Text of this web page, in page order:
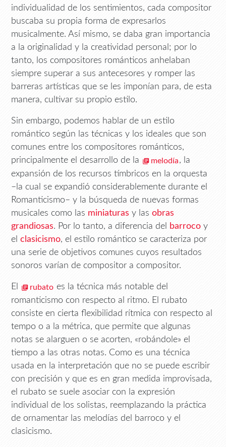
individualidad de los sentimientos, cada compositor
buscaba su propia forma de expresarlos
musicalmente. Así mismo, se daba gran importancia
a la originalidad y la creatividad personal; por lo
tanto, los compositores románticos anhelaban
siempre superar a sus antecesores y romper las
barreras artísticas que se les imponían para, de esta
manera, cultivar su propio estilo.
Sin embargo, podemos hablar de un estilo
romántico según las técnicas y los ideales que son
comunes entre los compositores románticos,
principalmente el desarrollo de la
melodía, la
expansión de los recursos tímbricos en la orquesta
–la cual se expandió considerablemente durante el
Romanticismo– y la búsqueda de nuevas formas
musicales como las miniaturas y lasobras
grandiosas. Por lo tanto, a diferencia del barroco y
elclasicismo, el estilo romántico se caracteriza por
una serie de objetivos comunes cuyos resultados
sonoros varían de compositor a compositor.
El rubato es la técnica más notable del
romanticismo con respecto al ritmo. El rubato
consiste en cierta flexibilidad rítmica con respecto al
tempo o a la métrica, que permite que algunas
notas se alarguen o se acorten, «robándole» el
tiempo a las otras notas. Como es una técnica
usada en la interpretación que no se puede escribir
con precisión y que es en gran medida improvisada,
el rubato se suele asociar con la expresión
individual de los solistas, reemplazando la práctica
de ornamentar las melodías del barroco y el
clasicismo.